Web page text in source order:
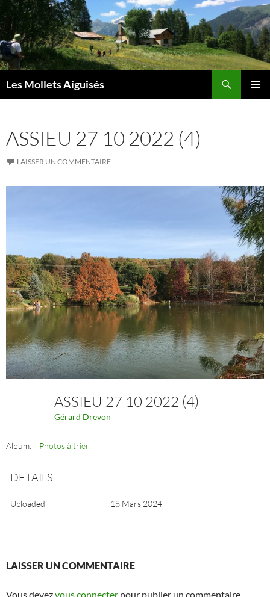
Aller
au
contenu
Les Mollets Aiguisés
ASSIEU 27 10 2022 (4)
LAISSER UN COMMENTAIRE
ASSIEU 27 10 2022 (4)
Gérard Drevon
Album: Photos à trier
DETAILS
Uploaded 18 Mars 2024
LAISSER UN COMMENTAIRE
Vous devezvous connecter pour publier un commentaire.